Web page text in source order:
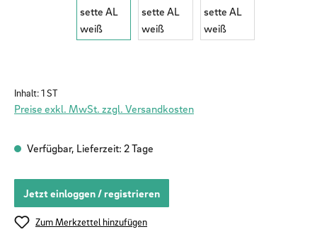
Inhalt:1 ST
Preise exkl. MwSt. zzgl. Versandkosten
Verfügbar, Lieferzeit: 2 Tage
Jetzt einloggen / registrieren
Zum Merkzettel hinzufügen